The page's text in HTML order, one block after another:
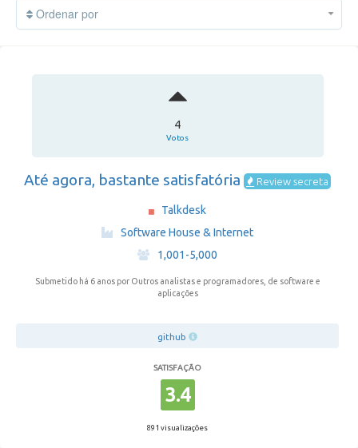
Ordenar por
4
Votos
Até agora, bastante satisfatória Review secreta
Talkdesk
Software House & Internet
·
1,001-5,000
Submetido há 6 anos por Outros analistas e programadores, de software e
aplicações
github
SATISFAÇÃO
3.4
891 visualizações